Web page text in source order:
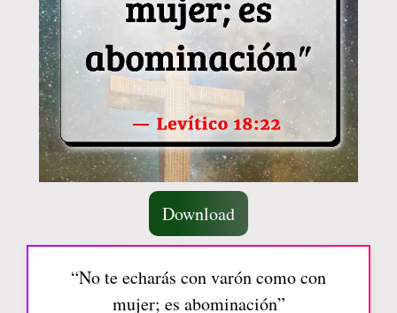
Download
“No te echarás con varón como con
mujer; es abominación”